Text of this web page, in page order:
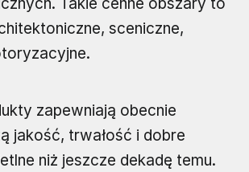
sceniczne,
zapewniają obecnie
jakość, trwałość i dobre
niż jeszcze dekadę temu.